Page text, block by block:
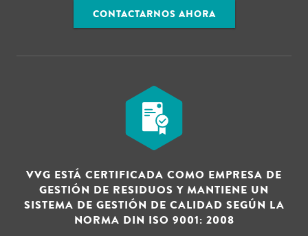
CONTACTARNOS AHORA
VVG ESTÁ CERTIFICADA COMO EMPRESA DE
GESTIÓN DE RESIDUOS Y MANTIENE UN
SISTEMA DE GESTIÓN DE CALIDAD SEGÚN LA
NORMA DIN ISO 9001: 2008